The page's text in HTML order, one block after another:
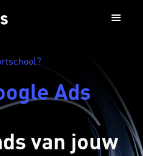
Ads
van jouw